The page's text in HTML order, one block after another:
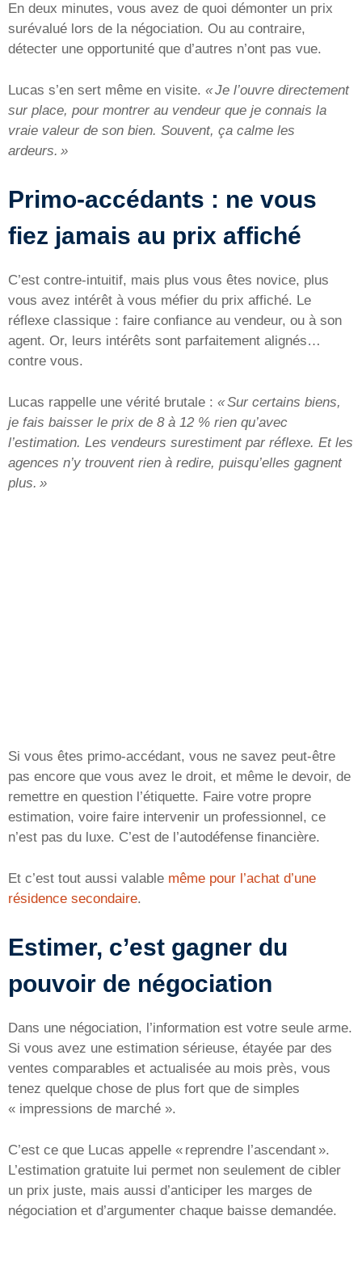
En deux minutes, vous avez de quoi démonter un prix
surévalué lors de la négociation. Ou au contraire,
détecter une opportunité que d’autres n’ont pas vue.
Lucas s’en sert même en visite. « Je l’ouvre directement
sur place, pour montrer au vendeur que je connais la
vraie valeur de son bien. Souvent, ça calme les
ardeurs. »
Primo-accédants : ne vous
fiez jamais au prix affiché
C’est contre-intuitif, mais plus vous êtes novice, plus
vous avez intérêt à vous méfier du prix affiché. Le
réflexe classique : faire confiance au vendeur, ou à son
agent. Or, leurs intérêts sont parfaitement alignés…
contre vous.
Lucas rappelle une vérité brutale : « Sur certains biens,
je fais baisser le prix de 8 à 12 % rien qu’avec
l’estimation. Les vendeurs surestiment par réflexe. Et les
agences n’y trouvent rien à redire, puisqu’elles gagnent
plus. »
Si vous êtes primo-accédant, vous ne savez peut-être
pas encore que vous avez le droit, et même le devoir, de
remettre en question l’étiquette. Faire votre propre
estimation, voire faire intervenir un professionnel, ce
n’est pas du luxe. C’est de l’autodéfense financière.
Et c’est tout aussi valable même pour l’achat d’une
résidence secondaire.
Estimer, c’est gagner du
pouvoir de négociation
Dans une négociation, l’information est votre seule arme.
Si vous avez une estimation sérieuse, étayée par des
ventes comparables et actualisée au mois près, vous
tenez quelque chose de plus fort que de simples
« impressions de marché ».
C’est ce que Lucas appelle « reprendre l’ascendant ».
L’estimation gratuite lui permet non seulement de cibler
un prix juste, mais aussi d’anticiper les marges de
négociation et d’argumenter chaque baisse demandée.